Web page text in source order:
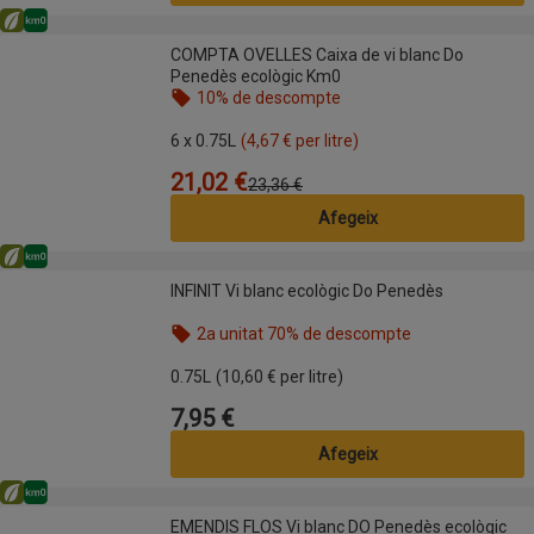
COMPTA OVELLES Caixa de vi blanc Do Penedès ecològic Km0
Eco
Km0
COMPTA OVELLES Caixa de vi blanc Do
Penedès ecològic Km0
10% de descompte
6 x 0.75L
(4,67 € per litre)
Preu
21,02 €
Preu anterior23,36 €
Afegeix
INFINIT Vi blanc ecològic Do Penedès
Eco
Km0
INFINIT Vi blanc ecològic Do Penedès
2a unitat 70% de descompte
0.75L
(10,60 € per litre)
Preu
7,95 €
Afegeix
EMENDIS FLOS Vi blanc DO Penedès ecològic Km0
Eco
Km0
EMENDIS FLOS Vi blanc DO Penedès ecològic